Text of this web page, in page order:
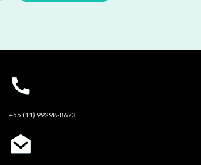
+55 (11) 99298-8673